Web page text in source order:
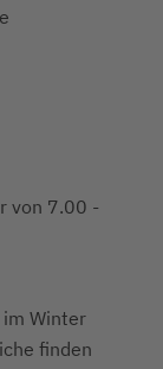
von 7.00 -
Winter
finden